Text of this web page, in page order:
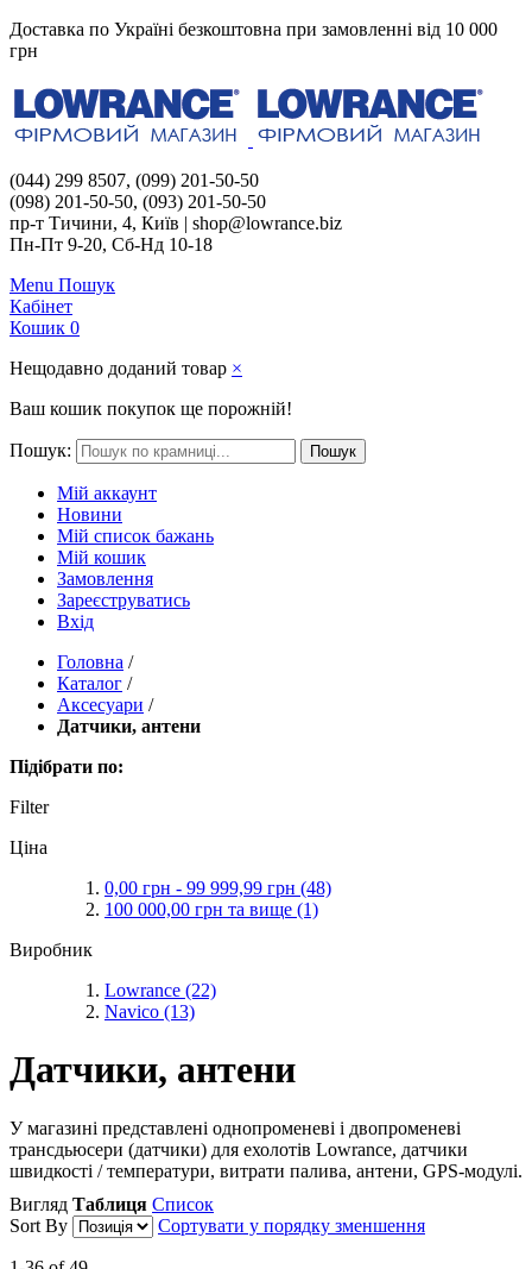
Доставка по Україні безкоштовна при замовленні від 10 000
грн
(044) 299 8507, (099) 201-50-50
(098) 201-50-50, (093) 201-50-50
пр-т Тичини, 4, Київ | shop@lowrance.biz
Пн-Пт 9-20, Сб-Нд 10-18
Menu Пошук
Кабінет
Кошик 0
Нещодавно доданий товар ×
Ваш кошик покупок ще порожній!
Пошук: Пошук
Мій аккаунт
Новини
Мій список бажань
Мій кошик
Замовлення
Зареєструватись
Вхід
Головна /
Каталог /
Аксесуари /
Датчики, антени
Підібрати по:
Filter
Ціна
0,00 грн - 99 999,99 грн (48)
100 000,00 грн та вище (1)
Виробник
Lowrance (22)
Navico (13)
Датчики, антени
У магазині представлені однопроменеві і двопроменеві
трансдьюсери (датчики) для ехолотів Lowrance, датчики
швидкості / температури, витрати палива, антени, GPS-модулі.
Вигляд Таблиця Список
Sort By
Сортувати у порядку зменшення